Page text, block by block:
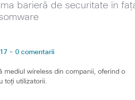
barieră de securitate în
- 0 comentarii
mediul wireless din companii, oferind o
toți utilizatorii.